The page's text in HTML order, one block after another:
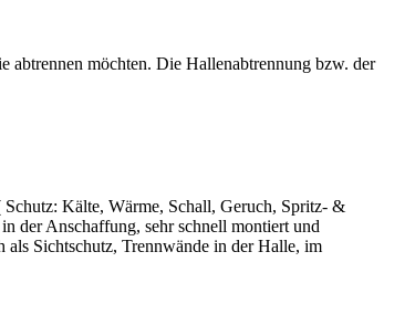
abtrennen möchten. Die Hallenabtrennung bzw. der
Schutz: Kälte, Wärme, Schall, Geruch, Spritz- &
der Anschaffung, sehr schnell montiert und
Sichtschutz, Trennwände in der Halle, im